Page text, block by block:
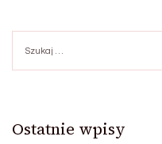
Ostatnie wpisy